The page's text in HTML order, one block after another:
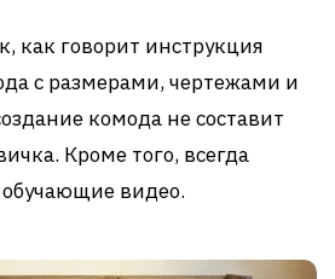
как говорит инструкция
с размерами, чертежами и
комода не составит
Кроме того, всегда
видео.